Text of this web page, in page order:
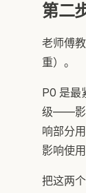
第二
老师傅
重）。
P0 是最
级——影
响部分
影响使
把这两